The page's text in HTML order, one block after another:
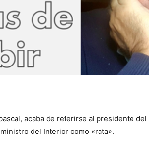
acaba de referirse al presidente
del Interior como «rata».